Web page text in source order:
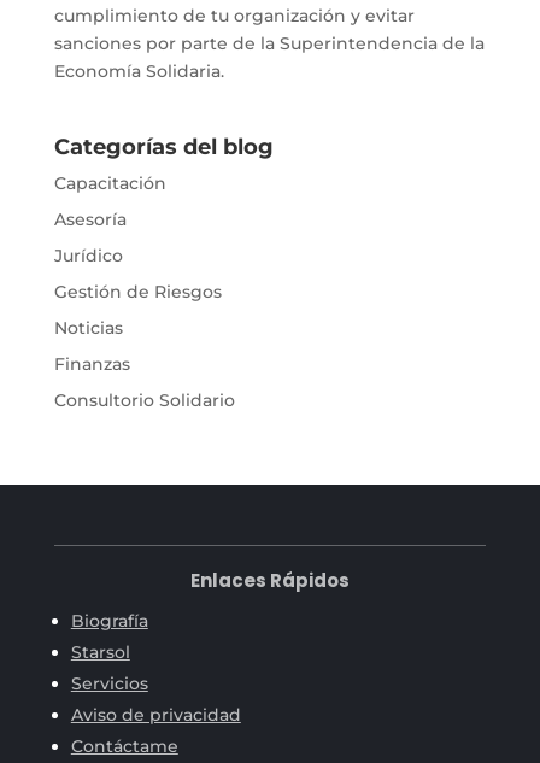
cumplimiento de tu organización y evitar
sanciones por parte de la Superintendencia de la
Economía Solidaria.
Categorías del blog
Capacitación
Asesoría
Jurídico
Gestión de Riesgos
Noticias
Finanzas
Consultorio Solidario
Enlaces Rápidos
Biografía
Starsol
Servicios
Aviso de privacidad
Contáctame